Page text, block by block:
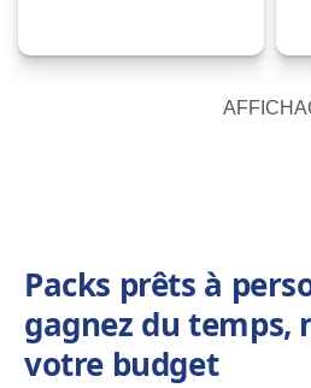
Packs prêts à
gagnez du temps,
votre budget